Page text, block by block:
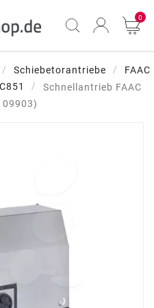
0
Schiebetorantriebe
FAAC
Schnellantrieb FAAC